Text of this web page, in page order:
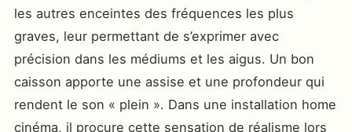
les autres enceintes des fréquences les plus
graves, leur permettant de s’exprimer avec
précision dans les médiums et les aigus. Un bon
caisson apporte une assise et une profondeur qui
rendent le son « plein ». Dans une installation home
cinéma, il procure cette sensation de réalisme lors